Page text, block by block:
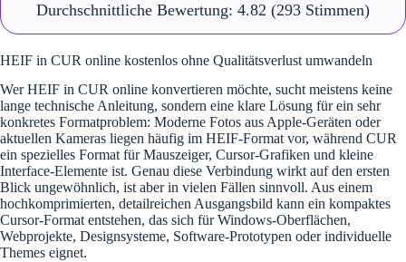
Durchschnittliche Bewertung: 4.82 (293 Stimmen)
HEIF in CUR online kostenlos ohne Qualitätsverlust umwandeln
Wer HEIF in CUR online konvertieren möchte, sucht meistens keine
lange technische Anleitung, sondern eine klare Lösung für ein sehr
konkretes Formatproblem: Moderne Fotos aus Apple-Geräten oder
aktuellen Kameras liegen häufig im HEIF-Format vor, während CUR
ein spezielles Format für Mauszeiger, Cursor-Grafiken und kleine
Interface-Elemente ist. Genau diese Verbindung wirkt auf den ersten
Blick ungewöhnlich, ist aber in vielen Fällen sinnvoll. Aus einem
hochkomprimierten, detailreichen Ausgangsbild kann ein kompaktes
Cursor-Format entstehen, das sich für Windows-Oberflächen,
Webprojekte, Designsysteme, Software-Prototypen oder individuelle
Themes eignet.